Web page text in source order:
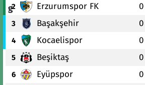
2 Erzurumspor FK 0
3 Başakşehir 0
4 Kocaelispor 0
5 Beşiktaş 0
6 Eyüpspor 0